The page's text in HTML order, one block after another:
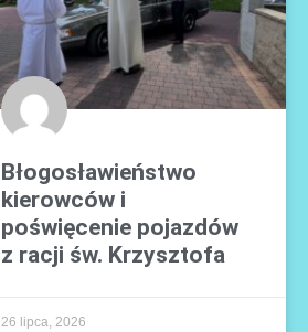
Błogosławieństwo
kierowców i
poświęcenie pojazdów
z racji św. Krzysztofa
26 lipca, 2026